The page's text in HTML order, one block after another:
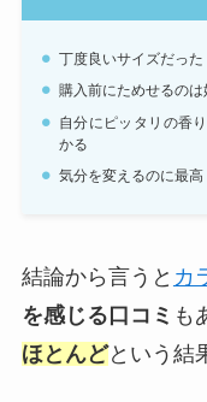
丁度良いサイズだった
購入前にためせるのは
自分にピッタリの香
かる
気分を変えるのに最高
結論から言うと カ
を感じる口コミ も
ほとんどという結